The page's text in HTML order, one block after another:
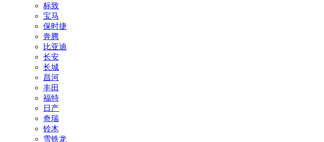
标致
宝马
保时捷
奔腾
比亚迪
长安
长城
昌河
丰田
福特
日产
奇瑞
铃木
雪铁龙